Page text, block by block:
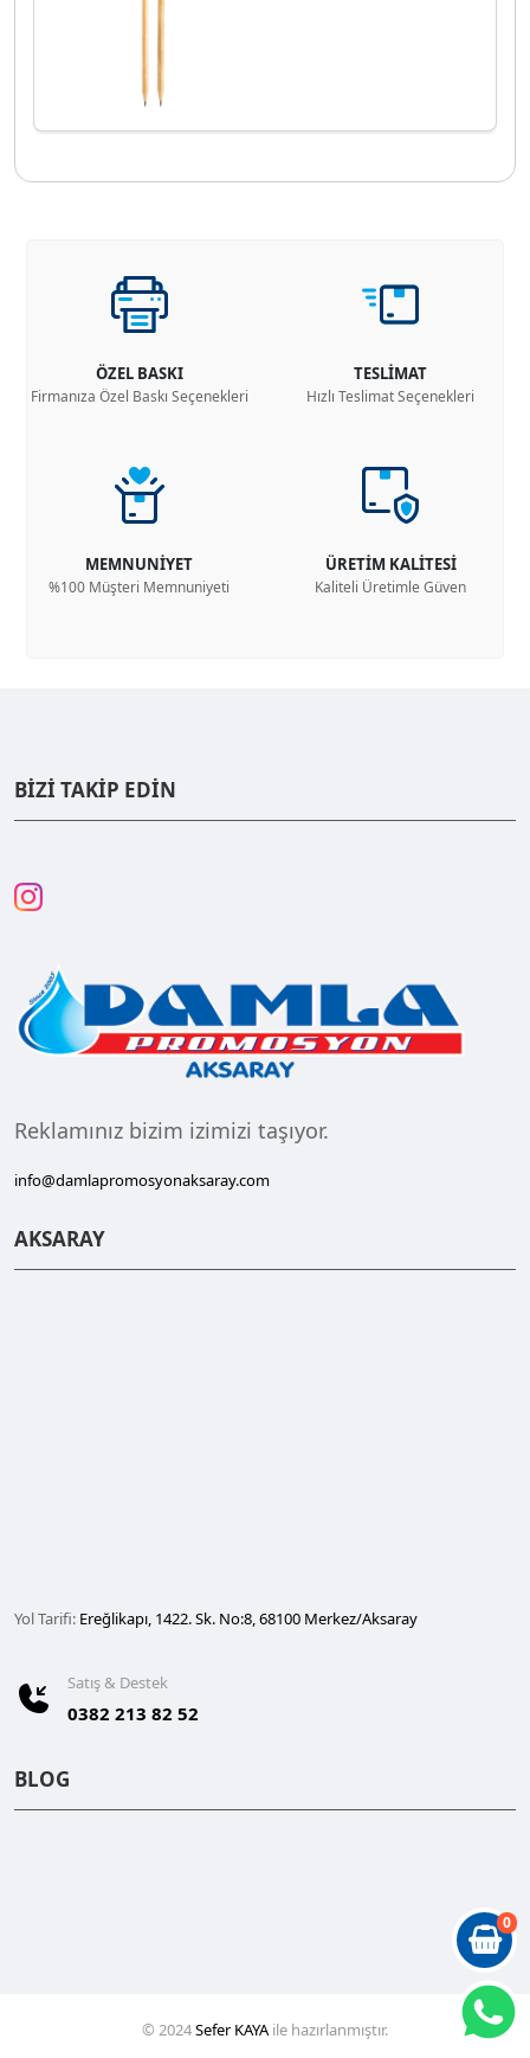
0
ÖZEL BASKI
Firmanıza Özel Baskı Seçenekleri
TESLİMAT
Hızlı Teslimat Seçenekleri
MEMNUNİYET
%100 Müşteri Memnuniyeti
ÜRETİM KALİTESİ
Kaliteli Üretimle Güven
BİZİ TAKİP EDİN
Reklamınız bizim izimizi taşıyor.
info@damlapromosyonaksaray.com
AKSARAY
Yol Tarifi: Ereğlikapı, 1422. Sk. No:8, 68100 Merkez/Aksaray
Satış & Destek
0382 213 82 52
BLOG
© 2024Sefer KAYAile hazırlanmıştır.